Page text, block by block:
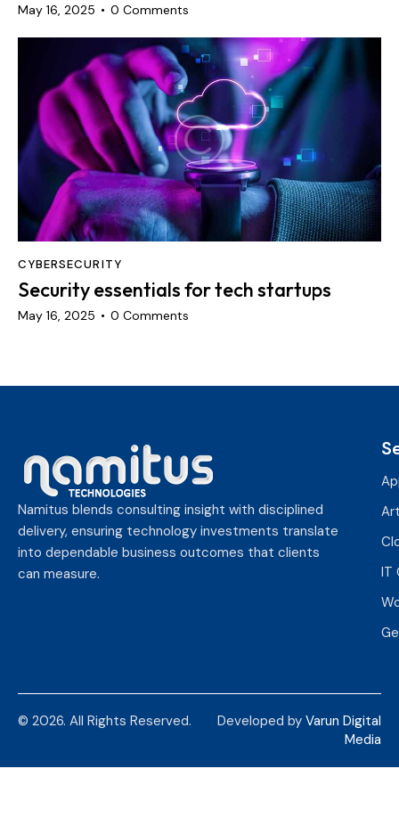
May 16, 2025 0 Comments
CYBERSECURITY
Security essentials for tech startups
May 16, 2025 0 Comments
Namitus blends consulting insight with disciplined
delivery, ensuring technology investments translate
into dependable business outcomes that clients
can measure.
IT
© 2026. All Rights Reserved. Developed by Varun Digital
Media